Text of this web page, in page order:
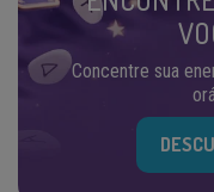
Concentre sua